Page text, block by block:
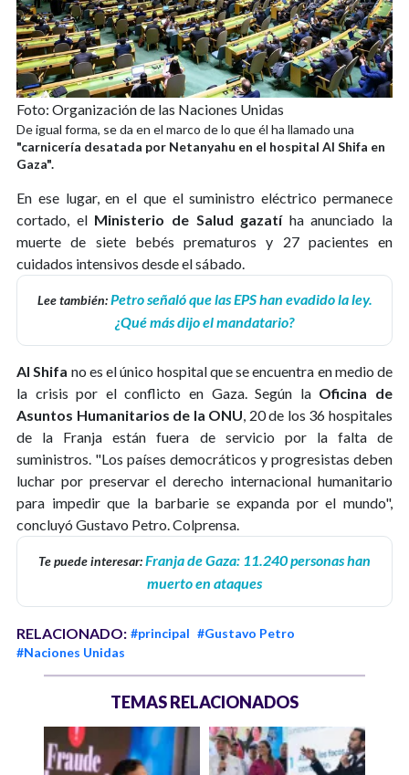
Foto: Organización de las Naciones Unidas
De igual forma, se da en el marco de lo que él ha llamado una
"carnicería desatada por Netanyahu en el hospital Al Shifa en
Gaza".
En ese lugar, en el que el suministro eléctrico permanece
cortado, el Ministerio de Salud gazatíha anunciado la
muerte de siete bebés prematuros y 27 pacientes en
cuidados intensivos desde el sábado.
Lee también: Petro señaló que las EPS han evadido la ley.
¿Qué más dijo el mandatario?
Al Shifa no es el único hospital que se encuentra en medio de
la crisis por el conflicto en Gaza. Según la Oficina de
Asuntos Humanitarios de la ONU , 20 de los 36 hospitales
de la Franja están fuera de servicio por la falta de
suministros. "Los países democráticos y progresistas deben
luchar por preservar el derecho internacional humanitario
para impedir que la barbarie se expanda por el mundo",
concluyó Gustavo Petro. Colprensa.
Te puede interesar:Franja de Gaza: 11.240 personas han
muerto en ataques
RELACIONADO: #principal #Gustavo Petro
#Naciones Unidas
TEMAS RELACIONADOS